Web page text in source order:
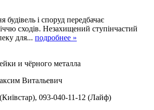
будівель і споруд передбачає
сходів. Незахищений ступінчастий
для... подробнее »
и чёрного металла
Витальевич
093-040-11-12 (Лайф)